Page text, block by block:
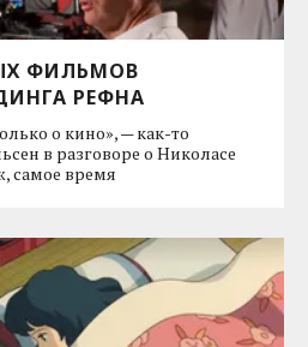
ФИЛЬМОВ
РЕФНА
о кино», — как-то
в разговоре о Николасе
самое время